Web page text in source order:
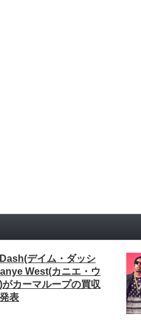
デイム・ダッシ
West(カニエ・ウ
がカーマループの買収
表